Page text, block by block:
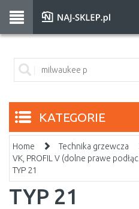
KATEGORIE
Home Technika grzewcza
VK, PROFIL V (dolne prawe
TYP 21
TYP 21